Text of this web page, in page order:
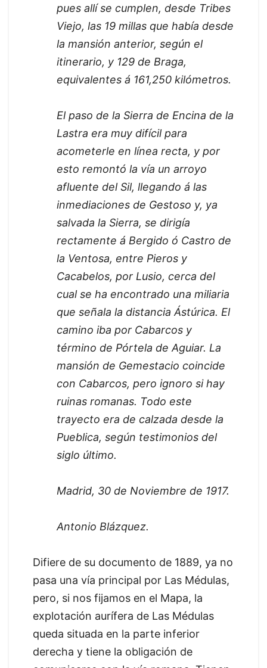
pues allí se cumplen, desde Tribes
Viejo, las 19 millas que había desde
la mansión anterior, según el
itinerario, y 129 de Braga,
equivalentes á 161,250 kilómetros.
El paso de la Sierra de Encina de la
Lastra era muy difícil para
acometerle en línea recta, y por
esto remontó la vía un arroyo
afluente del Sil, llegando á las
inmediaciones de Gestoso y, ya
salvada la Sierra, se dirigía
rectamente á Bergido ó Castro de
la Ventosa, entre Pieros y
Cacabelos, por Lusio, cerca del
cual se ha encontrado una miliaria
que señala la distancia Ástúrica. El
camino iba por Cabarcos y
término de Pórtela de Aguiar. La
mansión de Gemestacio coincide
con Cabarcos, pero ignoro si hay
ruinas romanas. Todo este
trayecto era de calzada desde la
Pueblica, según testimonios del
siglo último.
Madrid, 30 de Noviembre de 1917.
Antonio Blázquez.
Difiere de su documento de 1889, ya no
pasa una vía principal por Las Médulas,
pero, si nos fijamos en el Mapa, la
explotación aurífera de Las Médulas
queda situada en la parte inferior
derecha y tiene la obligación de